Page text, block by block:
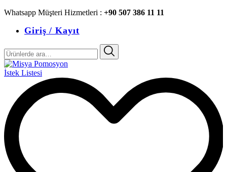
Whatsapp Müşteri Hizmetleri : +90 507 386 11 11
Giriş / Kayıt
Ara:
İstek Listesi